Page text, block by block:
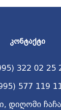
ᲙᲝᲜᲢᲐᲥᲢᲘ
322 02 25
577 119
დიღომი